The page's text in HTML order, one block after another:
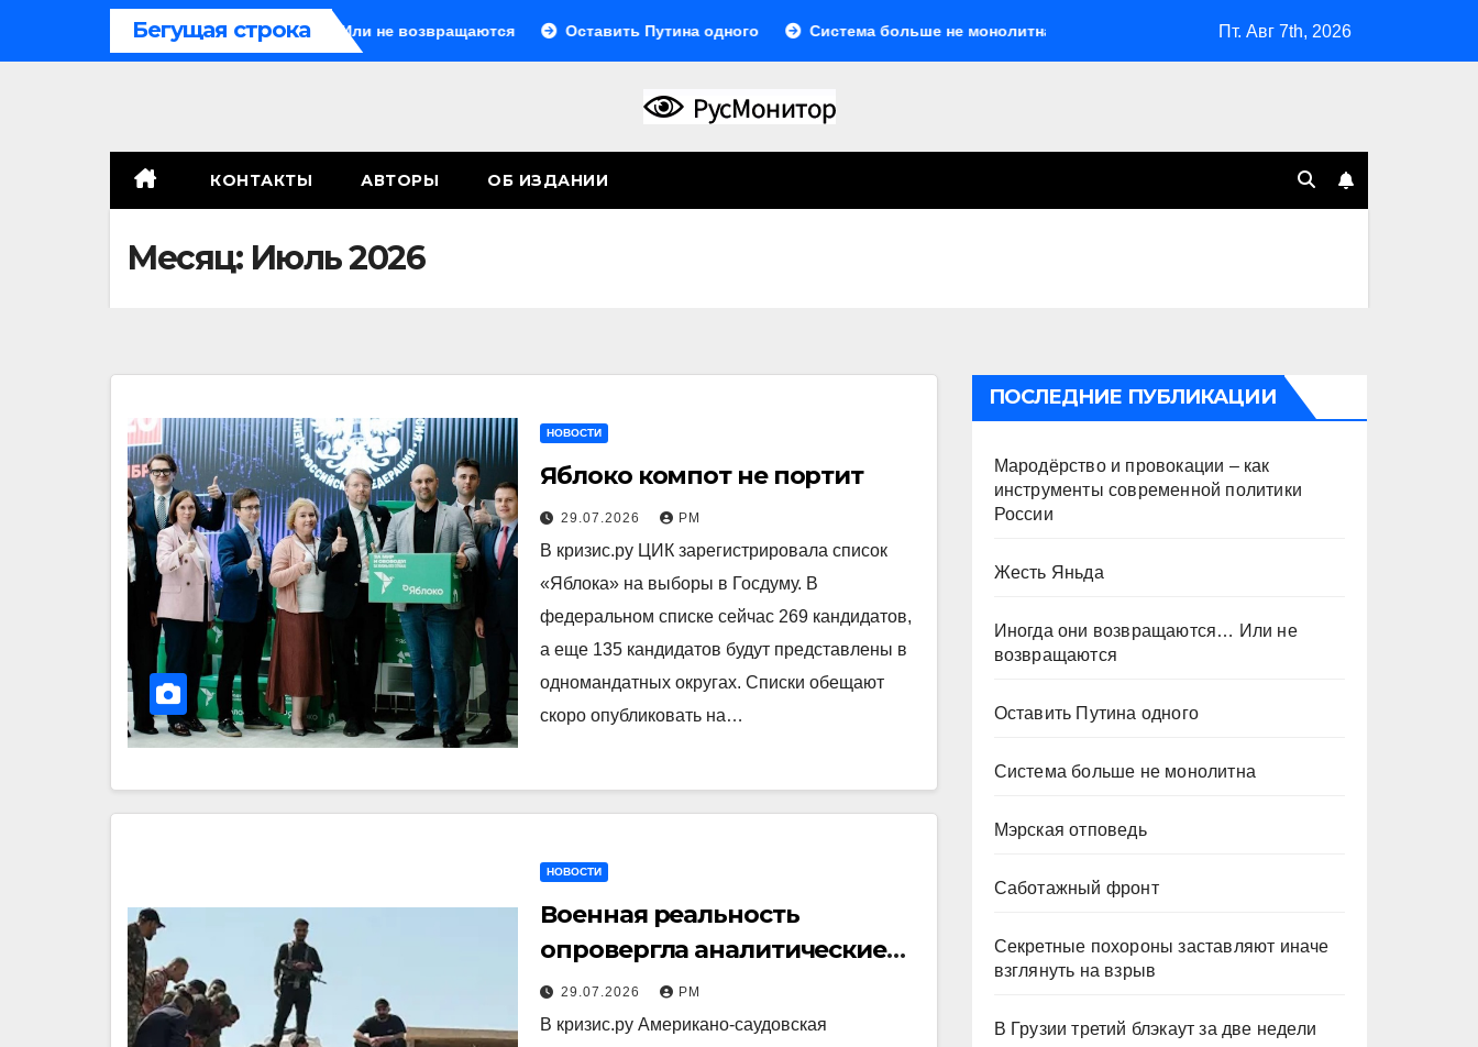
Бегущая строка
Иногда они возвращаются… Или не возвращаются Оставить Путина одного Система больше не монолитна Мародёрство и провокации – как инструменты
Пт. Авг 7th, 2026
КОНТАКТЫ АВТОРЫ ОБ ИЗДАНИИ
Месяц: Июль 2026
НОВОСТИ
Яблоко компот не портит
29.07.2026 РМ
В кризис.ру ЦИК зарегистрировала список
«Яблока» на выборы в Госдуму. В
федеральном списке сейчас 269 кандидатов,
а еще 135 кандидатов будут представлены в
одномандатных округах. Списки обещают
скоро опубликовать на…
НОВОСТИ
Военная реальность
опровергла аналитические
прогнозы по Ормузу
29.07.2026 РМ
В кризис.ру Американо-саудовская
ПОСЛЕДНИЕ ПУБЛИКАЦИИ
Мародёрство и провокации – как
инструменты современной политики
России
Жесть Яньда
Иногда они возвращаются… Или не
возвращаются
Оставить Путина одного
Система больше не монолитна
Мэрская отповедь
Саботажный фронт
Секретные похороны заставляют иначе
взглянуть на взрыв
В Грузии третий блэкаут за две недели